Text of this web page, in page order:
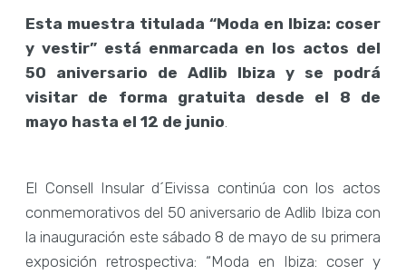
Esta muestra titulada “Moda en Ibiza: coser
y vestir” está enmarcada en los actos del
50 aniversario de Adlib Ibiza y se podrá
visitar de forma gratuita desde el 8 de
mayo hasta el 12 de junio.
El Consell Insular d´Eivissa continúa con los actos
conmemorativos del 50 aniversario de Adlib Ibiza con
la inauguración este sábado 8 de mayo de su primera
exposición retrospectiva: “Moda en Ibiza: coser y